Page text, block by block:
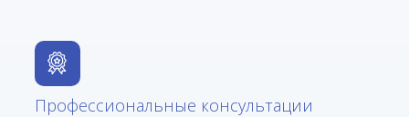
Профессиональные консультации